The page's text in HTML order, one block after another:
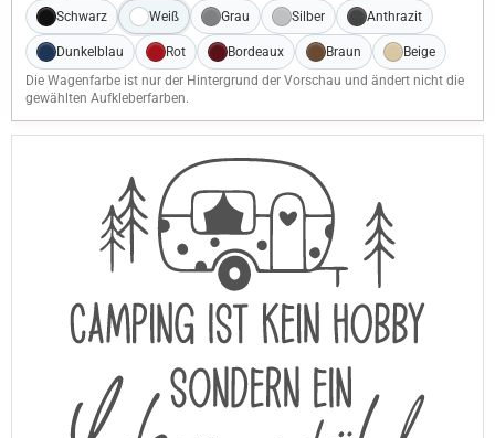
Schwarz Weiß Grau Silber Anthrazit
Dunkelblau Rot Bordeaux Braun
Beige
Die Wagenfarbe ist nur der Hintergrund der Vorschau und ändert nicht die
gewählten Aufkleberfarben.